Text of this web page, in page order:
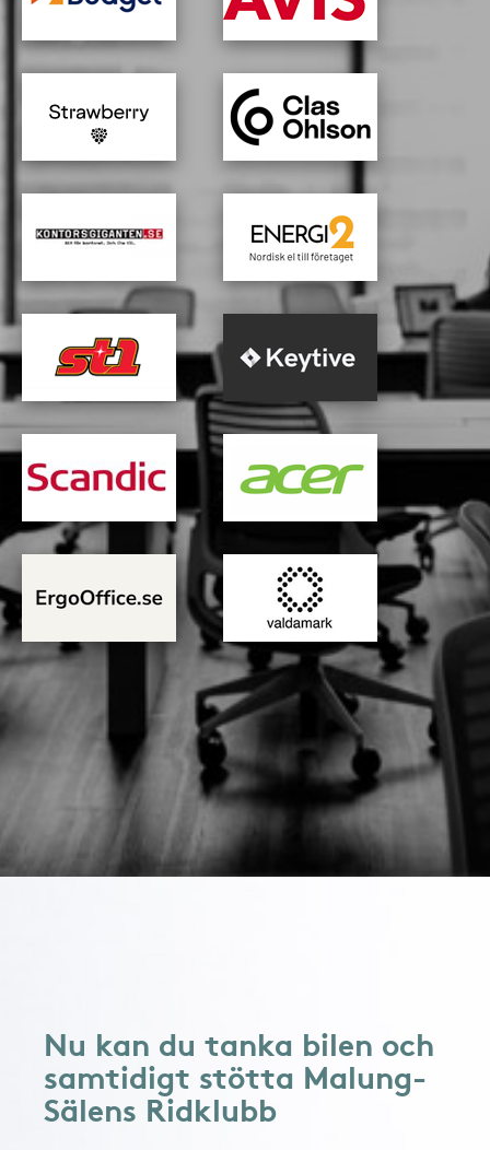
Nu kan du tanka bilen och
samtidigt stötta Malung-
Sälens Ridklubb